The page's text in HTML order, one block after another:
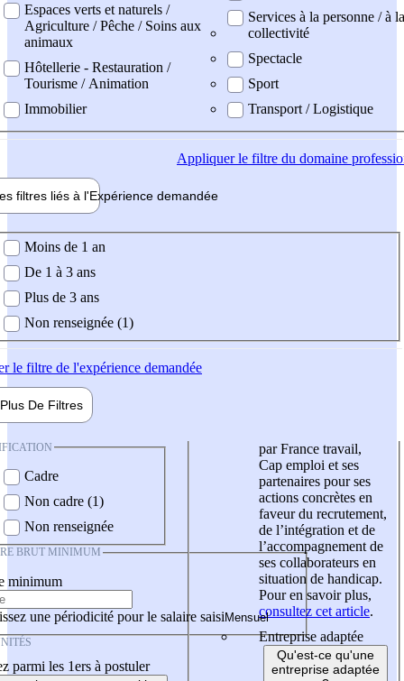
Espaces verts et naturels /
Agriculture / Pêche / Soins aux
animaux
Hôtellerie - Restauration /
Tourisme / Animation
Immobilier
Services à la personne / à la
collectivité
Spectacle
Sport
Transport / Logistique
Appliquerle filtre du domaine
filtres liés à l'Expérience demandée
demandée
Moins de 1 an
De 1 à 3 ans
Plus de 3 ans
Non renseignée (1)
le filtre de l'expérience demandée
Plus De Filtres
Cadre
Non cadre (1)
Non renseignée
BRUT MINIMUM
minimum
une périodicité pour le salaire saisi
parmi les 1ers à postuler
par France travail,
Cap emploi et ses
partenaires pour ses
actions concrètes en
faveur du recrutement,
de l’intégration et de
l’accompagnement de
ses collaborateurs en
situation de handicap.
Pour en savoir plus,
consultez cet article.
Entreprise adaptée
Qu'est-ce qu'une
entreprise adaptée